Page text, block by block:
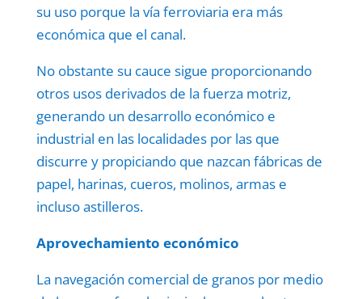
su uso porque la vía ferroviaria era más
económica que el canal.
No obstante su cauce sigue proporcionando
otros usos derivados de la fuerza motriz,
generando un desarrollo económico e
industrial en las localidades por las que
discurre y propiciando que nazcan fábricas de
papel, harinas, cueros, molinos, armas e
incluso astilleros.
Aprovechamiento económico
La navegación comercial de granos por medio